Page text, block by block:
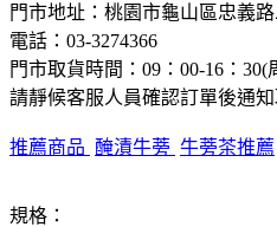
門市地址：桃園市龜山區忠義
電話 ： 03-3274366
門市取貨時間：09：00-16：30(
請靜候客服人員確認訂單後通
推薦商品 醃漬牛蒡 牛蒡茶推薦
規格：